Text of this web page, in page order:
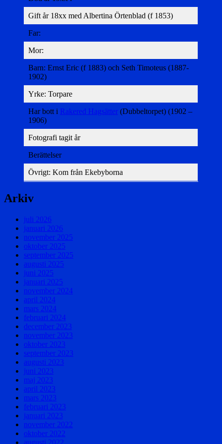
Gift år 18xx med Albertina Örtenblad (f 1853)
Far:
Mor:
Barn: Ernst Eric (f 1883) och Seth Timoteus (1887-
1902)
Yrke: Torpare
Har bott i Rakered Hagsätter (Dubbeltorpet) (1902 –
1906)
Fotografi tagit år
Berättelser
Övrigt: Kom från Ekebyborna
Arkiv
juli 2026
januari 2026
november 2025
oktober 2025
september 2025
augusti 2025
juni 2025
januari 2025
november 2024
april 2024
mars 2024
februari 2024
december 2023
november 2023
oktober 2023
september 2023
augusti 2023
juni 2023
maj 2023
april 2023
mars 2023
februari 2023
januari 2023
november 2022
oktober 2022
augusti 2022